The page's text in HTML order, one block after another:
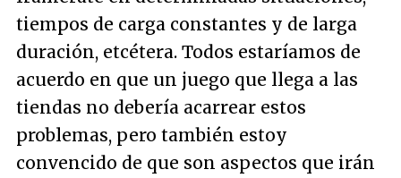
tiempos de carga constantes y de larga
duración, etcétera. Todos estaríamos de
acuerdo en que un juego que llega a las
tiendas no debería acarrear estos
problemas, pero también estoy
convencido de que son aspectos que irán